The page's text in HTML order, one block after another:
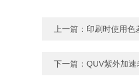
上一篇： 印刷时使用色
下一篇： QUV紫外加